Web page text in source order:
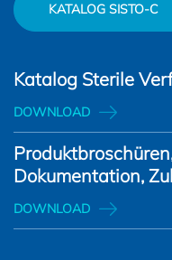
KATALOG SISTO-C
Katalog Sterile
DOWNLOAD
Dokumentation,
DOWNLOAD